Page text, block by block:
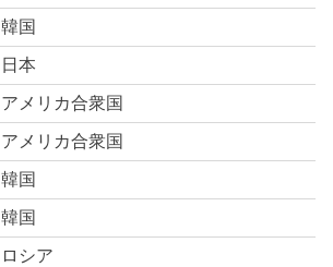
韓国
日本
アメリカ合衆国
アメリカ合衆国
韓国
韓国
ロシア